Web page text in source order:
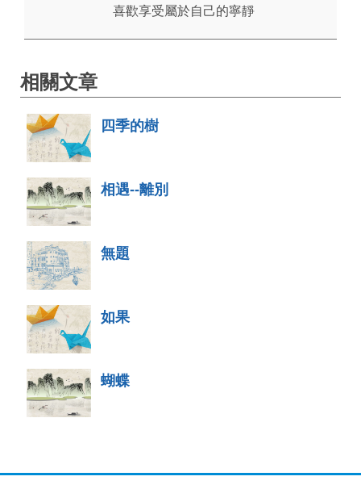
喜歡享受屬於自己的寧靜
相關文章
四季的樹
相遇--離別
無題
如果
蝴蝶